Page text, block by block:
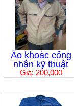
Áo khoác công
nhân kỹ thuật
Giá: 200,000